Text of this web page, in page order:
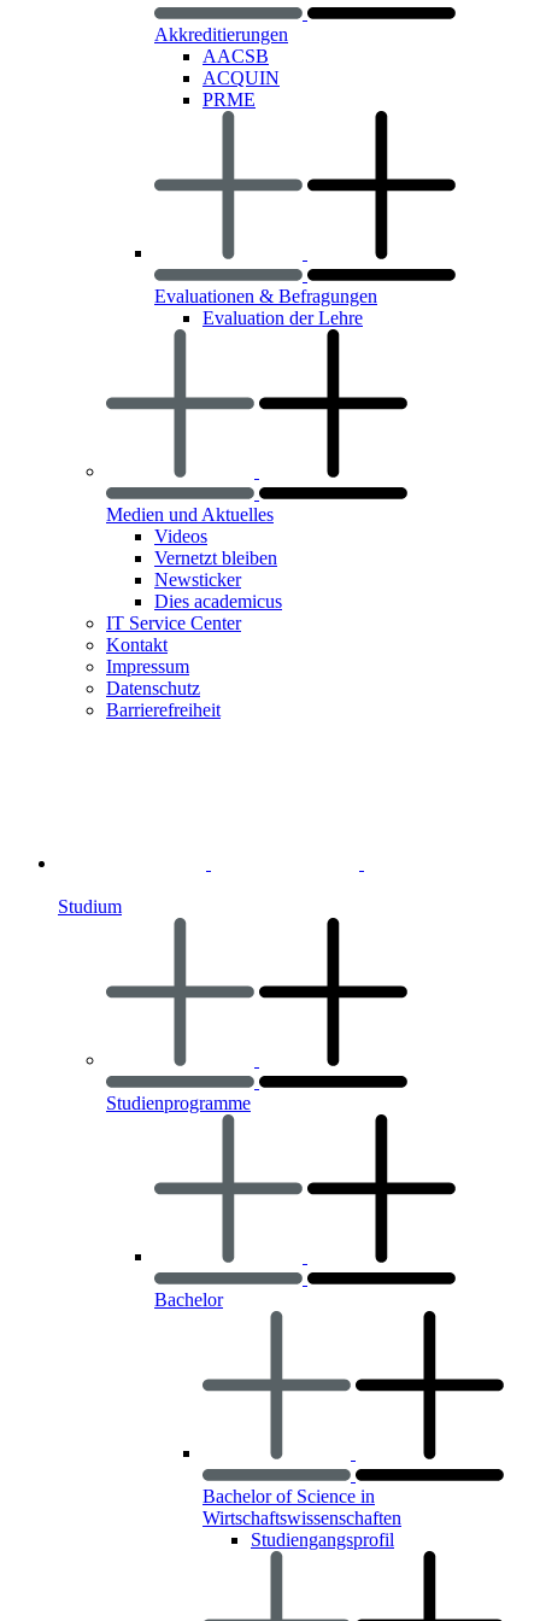
Akkreditierungen
AACSB
ACQUIN
PRME
Evaluationen & Befragungen
Evaluation der Lehre
Medien und Aktuelles
Videos
Vernetzt bleiben
Newsticker
Dies academicus
IT Service Center
Kontakt
Impressum
Datenschutz
Barrierefreiheit
Studium
Studienprogramme
Bachelor
Bachelor of Science in
Wirtschaftswissenschaften
Studiengangsprofil